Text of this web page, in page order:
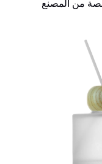
من المصنع